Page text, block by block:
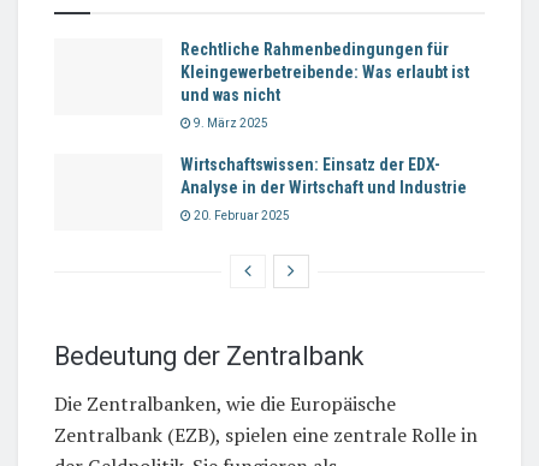
Rechtliche Rahmenbedingungen für
Kleingewerbetreibende: Was erlaubt ist
und was nicht
9. März 2025
Wirtschaftswissen: Einsatz der EDX-
Analyse in der Wirtschaft und Industrie
20. Februar 2025
Bedeutung der Zentralbank
Die Zentralbanken, wie die Europäische
Zentralbank (EZB), spielen eine zentrale Rolle in